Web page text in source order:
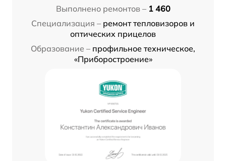
Выполнено ремонтов – 1 460
Специализация – ремонт тепловизоров и
оптических прицелов
Образование – профильное техническое,
«Приборостроение»